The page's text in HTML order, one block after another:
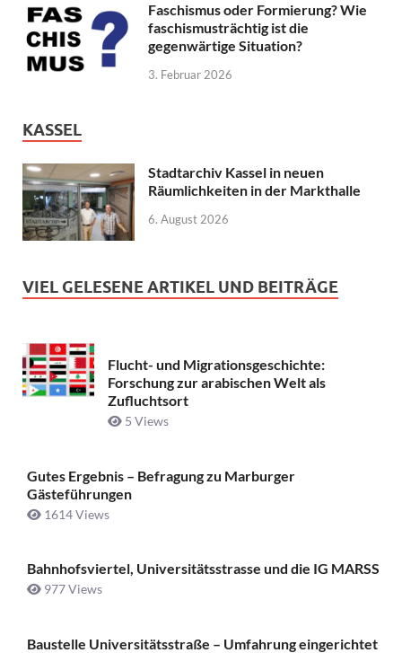
Faschismus oder Formierung? Wie
faschismusträchtig ist die
gegenwärtige Situation?
3. Februar 2026
KASSEL
Stadtarchiv Kassel in neuen
Räumlichkeiten in der Markthalle
6. August 2026
VIEL GELESENE ARTIKEL UND BEITRÄGE
Flucht- und Migrationsgeschichte:
Forschung zur arabischen Welt als
Zufluchtsort
5 Views
Gutes Ergebnis – Befragung zu Marburger
Gästeführungen
1614 Views
Bahnhofsviertel, Universitätsstrasse und die IG MARSS
977 Views
Baustelle Universitätsstraße ­– Umfahrung eingerichtet